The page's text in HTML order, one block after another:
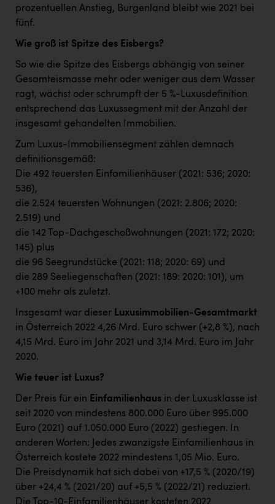
prozentuellen Anstieg, Burgenland bleibt wie 2021 bei
fünf.
Wie groß ist Spitze des Eisbergs?
So wie die Spitze des Eisbergs abhängig von seiner
Gesamteismasse mehr oder weniger aus dem Wasser
ragt, wächst oder schrumpft der 5 %-Luxusdefinition
entsprechend das Luxussegment mit der Anzahl der
insgesamt gehandelten Immobilien.
Zum Luxus-Immobiliensegment zählen demnach
definitionsgemäß:
Die 492 teuersten Einfamilienhäuser (2021: 536; 2020:
536),
die 2.524 teuersten Wohnungen (2021: 2.806; 2020:
2.519) und
die 142 Top-Dachgeschoßwohnungen (2021: 172; 2020:
145) plus
die 96 Seegrundstücke (2021: 118; 2020: 69) und
die 289 Seeliegenschaften (2021: 189: 2020: 101), um
+100 mehr als zuletzt.
Insgesamt war dieser Luxusimmobilien-Gesamtmarkt
in Österreich 2022 4,26 Mrd. Euro schwer (+2,8 %), nach
4,15 Mrd. Euro im Jahr 2021 und 3,14 Mrd. Euro im Jahr
2020.
Wie teuer ist Luxus?
Der Preis für ein Einfamilienhaus in der Luxusklasse ist
seit 2020 von mindestens 800.000 Euro über 995.000
Euro (2021) auf 1.050.000 Euro (2022) gestiegen. In
anderen Worten: Jedes zwanzigste Einfamilienhaus in
Österreich kostete 2022 mindestens 1,05 Mio. Euro.
Die Preisdynamik hat sich dabei von +17,5 % (2020/19)
über +24,4 % (2021/20) auf +5,5 % (2022/21) reduziert.